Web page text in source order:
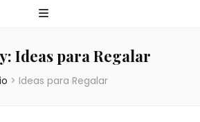
Ideas para Regalar
> Ideas para Regalar